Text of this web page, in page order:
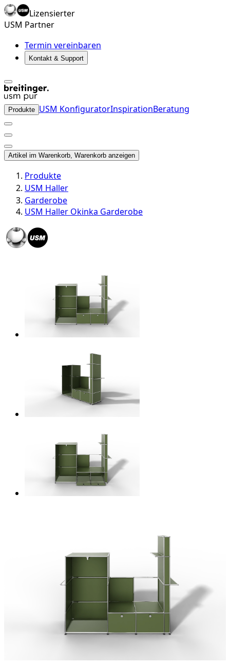
Lizensierter
USM Partner
Termin vereinbaren
Kontakt & Support
Produkte USM KonfiguratorInspirationBeratung
Artikel im Warenkorb, Warenkorb anzeigen
Produkte
USM Haller
Garderobe
USM Haller Okinka Garderobe